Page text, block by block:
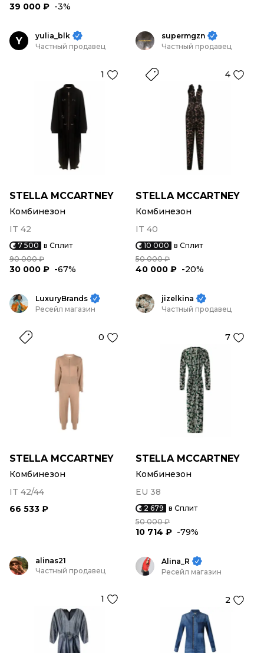
39 000 ₽ -3%
Y
yulia_blk
Частный продавец
1
STELLA MCCARTNEY
Комбинезон
IT 42
7 500 в Сплит
90 000 ₽
30 000 ₽ -67%
supermgzn
Частный продавец
4
STELLA MCCARTNEY
Комбинезон
IT 40
10 000 в Сплит
50 000 ₽
40 000 ₽ -20%
LuxuryBrands
Ресейл магазин
0
STELLA MCCARTNEY
Комбинезон
IT 42/44
66 533 ₽
jizelkina
Частный продавец
7
STELLA MCCARTNEY
Комбинезон
EU 38
2 679 в Сплит
50 000 ₽
10 714 ₽ -79%
alinas21
Частный продавец
1
Alina_R
Ресейл магазин
2